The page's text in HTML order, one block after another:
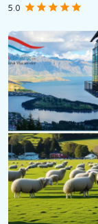
5.0